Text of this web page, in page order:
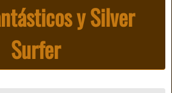
y Silver
Surfer